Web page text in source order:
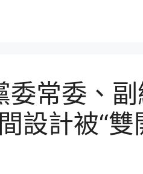
委常委、
設計被“雙